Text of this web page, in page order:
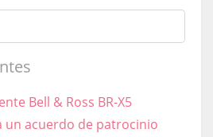
Bell & Ross BR-X5
un acuerdo de patrocinio